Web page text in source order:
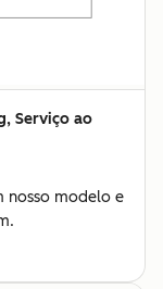
Serviço ao
nosso modelo e